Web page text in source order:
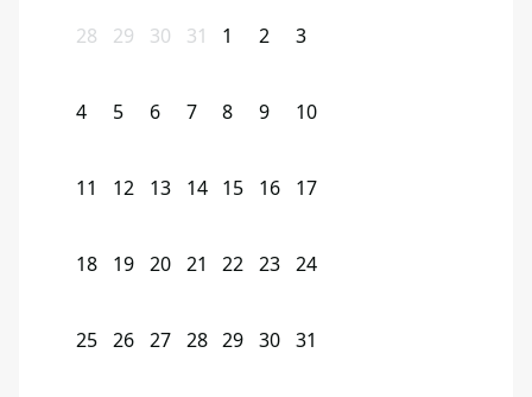
28 29 30 31 1 2 3
4 5 6 7 8 9 10
11 12 13 14 15 16 17
18 19 20 21 22 23 24
25 26 27 28 29 30 31